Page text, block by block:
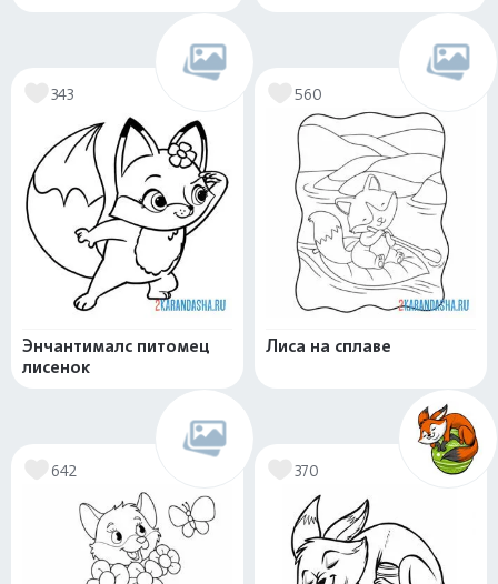
343
Энчантималс питомец
лисенок
560
Лиса на сплаве
642 370